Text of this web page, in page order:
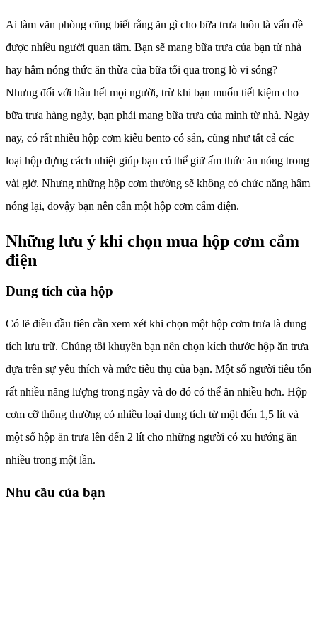
Ai làm văn phòng cũng biết rằng ăn gì cho bữa trưa luôn là vấn đề
được nhiều người quan tâm. Bạn sẽ mang bữa trưa của bạn từ nhà
hay hâm nóng thức ăn thừa của bữa tối qua trong lò vi sóng?
Nhưng đối với hầu hết mọi người, trừ khi bạn muốn tiết kiệm cho
bữa trưa hàng ngày, bạn phải mang bữa trưa của mình từ nhà. Ngày
nay, có rất nhiều hộp cơm kiểu bento có sẵn, cũng như tất cả các
loại hộp đựng cách nhiệt giúp bạn có thể giữ ấm thức ăn nóng trong
vài giờ. Nhưng những hộp cơm thường sẽ không có chức năng hâm
nóng lại, dovậy bạn nên cần một hộp cơm cắm điện.
Những lưu ý khi chọn mua hộp cơm cắm
điện
Dung tích của hộp
Có lẽ điều đầu tiên cần xem xét khi chọn một hộp cơm trưa là dung
tích lưu trữ. Chúng tôi khuyên bạn nên chọn kích thước hộp ăn trưa
dựa trên sự yêu thích và mức tiêu thụ của bạn. Một số người tiêu tốn
rất nhiều năng lượng trong ngày và do đó có thể ăn nhiều hơn. Hộp
cơm cỡ thông thường có nhiều loại dung tích từ một đến 1,5 lít và
một số hộp ăn trưa lên đến 2 lít cho những người có xu hướng ăn
nhiều trong một lần.
Nhu cầu của bạn